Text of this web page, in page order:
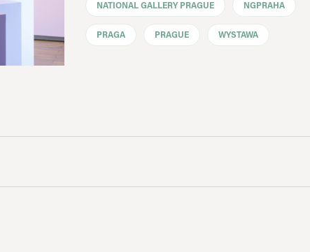
NATIONAL GALLERY PRAGUE NGPRAHA
PRAGA PRAGUE WYSTAWA